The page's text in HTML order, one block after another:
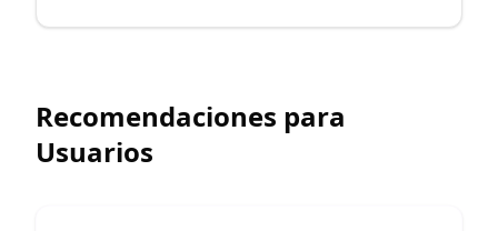
Recomendaciones para
Usuarios